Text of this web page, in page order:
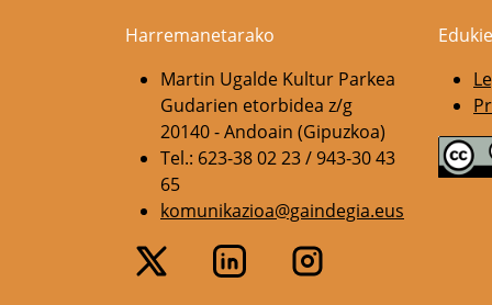
Harremanetarako
Martin Ugalde Kultur Parkea
Gudarien etorbidea z/g
20140 - Andoain (Gipuzkoa)
Tel.: 623-38 02 23 / 943-30 43
65
komunikazioa@gaindegia.eus